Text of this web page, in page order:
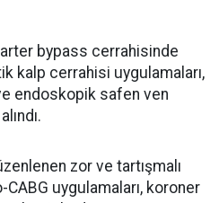
bypass cerrahisinde
kalp cerrahisi uygulamaları,
endoskopik safen ven
zor ve tartışmalı
uygulamaları, koroner